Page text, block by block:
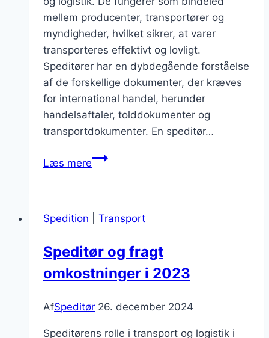
mellem producenter, transportører og
myndigheder, hvilket sikrer, at varer
transporteres effektivt og lovligt.
Speditører har en dybdegående forståelse
af de forskellige dokumenter, der kræves
for international handel, herunder
handelsaftaler, tolddokumenter og
transportdokumenter. En speditør…
Læs mereSpeditør
er
Spedition Transport
Speditør og fragt
omkostninger i 2023
AfSpeditør 26. december 2024
Speditørens rolle i transport og logistik i